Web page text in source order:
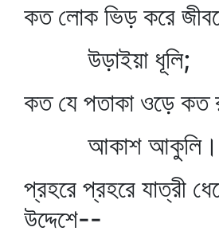
কত লোক ভিড় করে
উড়াইয়া ধূলি;
কত যে পতাকা ওড়ে কত
আকাশ আকুলি।
প্রহরে প্রহরে যাত্রী
উদ্দেশে--